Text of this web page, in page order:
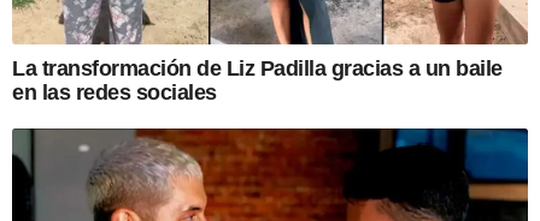
La transformación de Liz Padilla gracias a un baile
en las redes sociales